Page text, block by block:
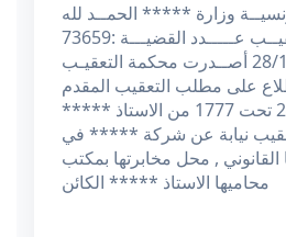
وزارة ***** الحمــد لله
محكـمة التعـقيــب عـــــدد القضيـــة :73659
تاريخـــه :28/10/2024 أصــدرت محكمة التعقيـب
على مطلب التعقيب المقدم
في 24/06/2024 تحت 1777 من الاستاذ *****
نيابة عن شركة ***** في
, محل مخابرتها بمكتب
محاميها الاستاذ ***** الكائن